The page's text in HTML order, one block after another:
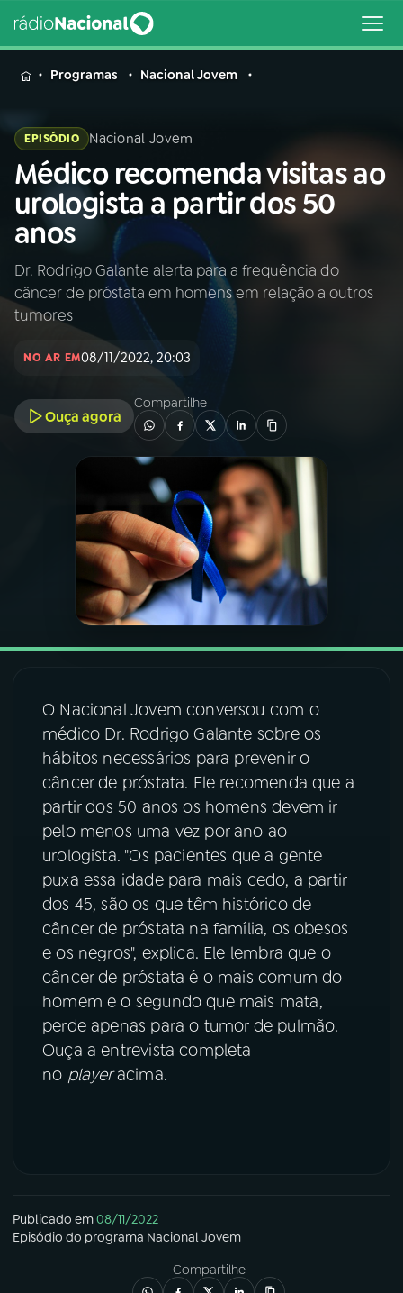
MENU
Buscar
na
Rádio
Nacional
Buscar
AO VIVO
01INÍCIO
PROGRAMAS
PODCASTS
VIDEOCASTS
08FESTIVAL DE MÚSICA
ACOMPANHE A RÁDIO NACIONAL
YouTube Facebook
Instagram X
TikTok
Programas Nacional Jovem
EPISÓDIO Nacional Jovem
Médico recomenda visitas ao
urologista a partir dos 50
anos
Dr. Rodrigo Galante alerta para a frequência do
câncer de próstata em homens em relação a outros
tumores
NO AR EM08/11/2022, 20:03
Ouça agora
Compartilhe
O Nacional Jovem conversou com o
médico Dr. Rodrigo Galante sobre os
hábitos necessários para prevenir o
câncer de próstata. Ele recomenda que a
partir dos 50 anos os homens devem ir
pelo menos uma vez por ano ao
urologista. "Os pacientes que a gente
puxa essa idade para mais cedo, a partir
dos 45, são os que têm histórico de
câncer de próstata na família, os obesos
e os negros", explica. Ele lembra que o
câncer de próstata é o mais comum do
homem e o segundo que mais mata,
perde apenas para o tumor de pulmão.
Ouça a entrevista completa
no playeracima.
Publicado em08/11/2022
Episódio do programa Nacional Jovem
Compartilhe